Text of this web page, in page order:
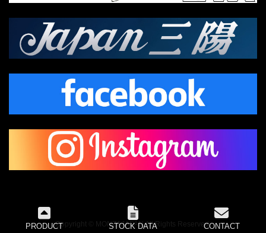
Copyright © MONZAJAPAN All Rights Reserved.
PRODUCT STOCK DATA CONTACT